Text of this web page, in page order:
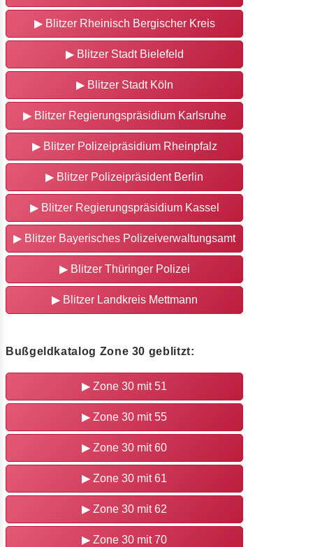
▶ Blitzer Rheinisch Bergischer Kreis
▶ Blitzer Stadt Bielefeld
▶ Blitzer Stadt Köln
▶ Blitzer Regierungspräsidium Karlsruhe
▶ Blitzer Polizeipräsidium Rheinpfalz
▶ Blitzer Polizeipräsident Berlin
▶ Blitzer Regierungspräsidium Kassel
▶ Blitzer Bayerisches Polizeiverwaltungsamt
▶ Blitzer Thüringer Polizei
▶ Blitzer Landkreis Mettmann
Bußgeldkatalog Zone 30 geblitzt:
▶ Zone 30 mit 51
▶ Zone 30 mit 55
▶ Zone 30 mit 60
▶ Zone 30 mit 61
▶ Zone 30 mit 62
▶ Zone 30 mit 70